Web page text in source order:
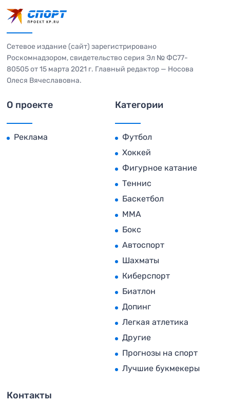
Сетевое издание (сайт) зарегистрировано
Роскомнадзором, свидетельство серия Эл № ФС77-
80505 от 15 марта 2021 г. Главный редактор — Носова
Олеся Вячеславовна.
О проекте
Реклама
Категории
Футбол
Хоккей
Фигурное катание
Теннис
Баскетбол
MMA
Бокс
Автоспорт
Шахматы
Киберспорт
Биатлон
Допинг
Легкая атлетика
Другие
Прогнозы на спорт
Лучшие букмекеры
Контакты